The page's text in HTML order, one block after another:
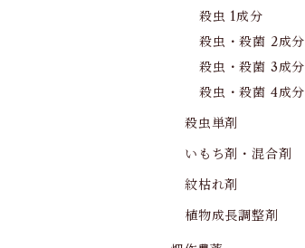
殺虫 1成分
殺虫・殺菌 2成分
殺虫・殺菌 3成分
殺虫・殺菌 4成分
殺虫単剤
いもち剤・混合剤
紋枯れ剤
植物成長調整剤